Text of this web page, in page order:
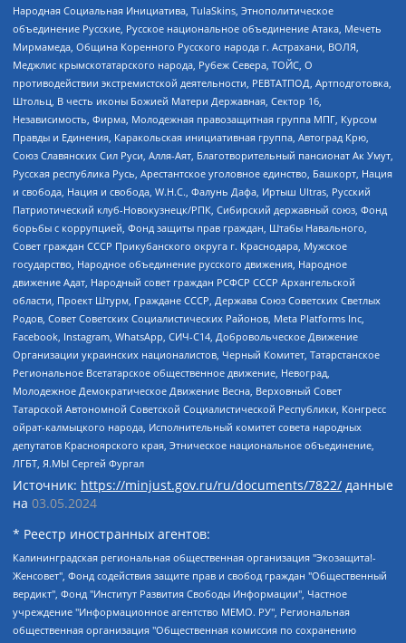
Народная Социальная Инициатива, TulaSkins, Этнополитическое
объединение Русские, Русское национальное объединение Атака, Мечеть
Мирмамеда, Община Коренного Русского народа г. Астрахани, ВОЛЯ,
Меджлис крымскотатарского народа, Рубеж Севера, ТОЙС, О
противодействии экстремистской деятельности, РЕВТАТПОД, Артподготовка,
Штольц, В честь иконы Божией Матери Державная, Сектор 16,
Независимость, Фирма, Молодежная правозащитная группа МПГ, Курсом
Правды и Единения, Каракольская инициативная группа, Автоград Крю,
Союз Славянских Сил Руси, Алля-Аят, Благотворительный пансионат Ак Умут,
Русская республика Русь, Арестантское уголовное единство, Башкорт, Нация
и свобода, Нация и свобода, W.H.С., Фалунь Дафа, Иртыш Ultras, Русский
Патриотический клуб-Новокузнецк/РПК, Сибирский державный союз, Фонд
борьбы с коррупцией, Фонд защиты прав граждан, Штабы Навального,
Совет граждан СССР Прикубанского округа г. Краснодара, Мужское
государство, Народное объединение русского движения, Народное
движение Адат, Народный совет граждан РСФСР СССР Архангельской
области, Проект Штурм, Граждане СССР, Держава Союз Советских Светлых
Родов, Совет Советских Социалистических Районов, Meta Platforms Inc,
Facebook, Instagram, WhatsApp, СИЧ-С14, Добровольческое Движение
Организации украинских националистов, Черный Комитет, Татарстанское
Региональное Всетатарское общественное движение, Невоград,
Молодежное Демократическое Движение Весна, Верховный Совет
Татарской Автономной Советской Социалистической Республики, Конгресс
ойрат-калмыцкого народа, Исполнительный комитет совета народных
депутатов Красноярского края, Этническое национальное объединение,
ЛГБТ, Я.МЫ Сергей Фургал
Источник: https://minjust.gov.ru/ru/documents/7822/ данные
на 03.05.2024
* Реестр иностранных агентов:
Калининградская региональная общественная организация "Экозащита!-Женсовет", Фонд содействия защите прав и свобод граждан "Общественный вердикт", Фонд "Институт Развития Свободы Информации", Частное учреждение "Информационное агентство МЕМО. РУ", Региональная общественная организация "Общественная комиссия по сохранению наследия академика Сахарова", Фонд поддержки свободы прессы, Санкт-Петербургская общественная правозащитная организация "Гражданский контроль", Межрегиональная общественная организация "Информационно-просветительский центр "Мемориал", Региональный Фонд "Центр Защиты Прав Средств Массовой Информации", с 05.12.2023 Фонд "Центр Защиты Прав Средств массовой информации", Региональная общественная благотворительная организация помощи беженцам и мигрантам "Гражданское содействие", Негосударственное образовательное учреждение дополнительного профессионального образования (повышение квалификации) специалистов "АКАДЕМИЯ ПО ПРАВАМ ЧЕЛОВЕКА", Свердловская региональная общественная организация "Сутяжник", Автономная некоммерческая организация "Центр независимых социологических исследований", Союз общественных объединений "Российский исследовательский центр по правам человека", Региональное общественное учреждение научно-информационный центр "МЕМОРИАЛ", Некоммерческая организация "Фонд защиты гласности", Автономная некоммерческая организация "Институт прав человека", Городская общественная организация "Екатеринбургское общество "МЕМОРИАЛ", Городская общественная организация "Рязанское историко-просветительское и правозащитное общество "Мемориал" (Рязанский Мемориал), Челябинский региональный орган общественной самодеятельности – женское общественное объединение "Женщины Евразии", Челябинский региональный орган общественной самодеятельности "Уральская правозащитная группа", Фонд содействия защите здоровья и социальной справедливости имени Андрея Рылькова, Автономная Некоммерческая Организация "Аналитический Центр Юрия Левады", Автономная некоммерческая организация социальной поддержки населения "Проект Апрель", Региональная общественная организация помощи женщинам и детям, находящимся в кризисной ситуации "Информационно-методический центр "Анна", Фонд содействия развитию массовых коммуникаций и правовому просвещению "Так-так-Так", Фонд содействия устойчивому развитию "Серебряная тайга", Свердловский региональный общественный фонд социальных проектов "Новое время", "Idel.Реалии", Кавказ.Реалии, Крым.Реалии, Телеканал Настоящее Время, Татаро-башкирская служба Радио Свобода (Azatliq Radiosi), Радио Свободная Европа/Радио Свобода (PCE/PC), "Сибирь.Реалии", "Фактограф", Благотворительный фонд помощи осужденным и их семьям, Автономная некоммерческая организация "Институт глобализации и социальных движений", Фонд "В защиту прав заключенных", Частное учреждение "Центр поддержки и содействия развитию средств массовой информации", Пензенский региональный общественный благотворительный фонд "Гражданский союз", "Север.Реалии", Некоммерческая организация Фонд "Правовая инициатива", Общество с ограниченной ответственностью "Радио Свободная Европа/Радио Свобода", Чешское информационное агентство "MEDIUM-ORIENT", Красноярская региональная общественная организация "Мы против СПИДа", Камалягин Денис Николаевич, Маркелов Сергей Евгеньевич, Пономарев Лев Александрович, Савицкая Людмила Алексеевна, Автономная некоммерческая организация "Центр по работе с проблемой насилия "НАСИЛИЮ.НЕТ", Межрегиональный профессиональный союз работников здравоохранения "Альянс врачей", Юридическое лицо, зарегистрированное в Латвийской Республике, SIA "Medusa Project" (регистрационный номер 40103797863, дата регистрации 10.06.2014), Некоммерческая организация "Фонд по борьбе с коррупцией", Автономная некоммерческая организация "Институт права и публичной политики", Баданин Роман Сергеевич, Гликин Максим Александрович, Железнова Мария Михайловна, Лукьянова Юлия Сергеевна, Маетная Елизавета Витальевна, Маняхин Петр Борисович, Чуракова Ольга Владимировна, Ярош Юлия Петровна, Юридическое лицо "The Insider SIA", зарегистрированное в Риге, Латвийская Республика (дата регистрации 26.06.2015), являющееся администратором доменного имени интернет-издания "The Insider SIA", https://theins.ru, Постернак Алексей Евгеньевич, Рубин Михаил Аркадьевич, Анин Роман Александрович, Юридическое лицо Istories fonds, зарегистрированное в Латвийской Республике (регистрационный номер 50008295751, дата регистрации 24.02.2020), Великовский Дмитрий Александрович, Долинина Ирина Николаевна, Мароховская Алеся Алексеевна, Шлейнов Роман Юрьевич, Шмагун Олеся Валентиновна, Общество с ограниченной ответственностью "Альтаир 2021", Общество с ограниченной ответственностью "Вега 2021", Общество с ограниченной ответственностью "Главный редактор 2021", Общество с ограниченной ответственностью "Ромашки монолит", Важенков Артем Валерьевич, Ивановская областная общественная организация "Центр гендерных исследований", Гурман Юрий Альбертович, Медиапроект "ОВД-Инфо", Егоров Владимир Владимирович, Жилинский Владимир Александрович, Общество с ограниченной ответственностью "ЗП", Иванова София Юрьевна, Карезина Инна Павловна, Кильтау Екатерина Викторовна, Петров Алексей Викторович, Пискунов Сергей Евгеньевич, Смирнов Сергей Сергеевич, Тихонов Михаил Сергеевич, Общество с ограниченной ответственностью "ЖУРНАЛИСТ-ИНОСТРАННЫЙ АГЕНТ", Арапова Галина Юрьевна, Вольтская Татьяна Анатольевна, Американская компания "Mason G.E.S. Anonymous Foundation" (США), являющаяся владельцем интернет-издания https://mnews.world/, Компания "Stichting Bellingcat", зарегистрированная в Нидерландах (дата регистрации 11.07.2018), Захаров Андрей Вячеславович, Клепиковская Екатерина Дмитриевна, Общество с ограниченной ответственностью "МЕМО", Перл Роман Александрович, Симонов Евгений Алексеевич, Соловьева Елена Анатольевна, Сотников Даниил Владимирович, Сурначева Елизавета Дмитриевна, Автономная некоммерческая организация по защите прав человека и информированию населения "Якутия – Наше Мнение", Общество с ограниченной ответственностью "Москоу диджитал медиа", с 26.01.2023 Общество с ограниченной ответственностью "Чайка Белые сады", Ветошкина Валерия Валерьевна, Заговора Максим Александрович, Межрегиональное общественное движение "Российская ЛГБТ - сеть", Оленичев Максим Владимирович, Павлов Иван Юрьевич, Скворцова Елена Сергеевна, Общество с ограниченной ответственностью "Как бы инагент", Кочетков Игорь Викторович, Общество с ограниченной ответственностью "Честные выборы", Еланчик Олег Александрович, Общество с ограниченной ответственностью "Нобелевский призыв", Гималова Регина Эмилевна, Григорьев Андрей Валерьевич, Григорьева Алина Александровна, Ассоциация по содействию защите прав призывников, альтернативнослужащих и военнослужащих "Правозащитная группа "Гражданин.Армия.Право", Хисамова Регина Фаритовна, Автономная некоммерческая организация по реализации социально-правовых программ "Лилит", Дальневосточное общественное движение "Маяк", Санкт-Петербургская ЛГБТ-инициативная группа "Выход", Инициативная группа ЛГБТ+ "Реверс", Алексеев Андрей Викторович, Бекбулатова Таисия Львовна, Беляев Иван Михайлович, Владыкина Елена Сергеевна, Гельман Марат Александрович, Никульшина Вероника Юрьевна, Толоконникова Надежда Андреевна, Шендерович Виктор Анатольевич, Общество с ограниченной ответственностью "Данное сообщение", Общество с ограниченной ответственностью Издательский дом "Новая глава", Айнбиндер Александра Александровна, Московский комьюнити-центр для ЛГБТ+инициатив, Благотворительный фонд развития филантропии, Deutsche Welle (Германия, Kurt-Schumacher-Strasse 3, 53113 Bonn), Борзунова Мария Михайловна, Воробьев Виктор Викторович, Голубева Анна Львовна, Константинова Алла Михайловна, Малкова Ирина Владимировна, Мурадов Мурад Абдулгалимович, Осетинская Елизавета Николаевна, Понасенков Евгений Николаевич, Ганапольский Матвей Юрьевич, Киселев Евгений Алексеевич, Борухович Ирина Григорьевна, Дремин Иван Тимофеевич, Дубровский Дмитрий Викторович, Красноярская региональная общественная организация поддержки и развития альтернативных образовательных технологий и межкультурных коммуникаций "ИНТЕРРА", Маяковская Екатерина Алексеевна, Фейгин Марк Захарович, Филимонов Андрей Викторович, Дзугкоева Регина Николаевна, Доброхотов Роман Александрович, Дудь Юрий Александрович, Елкин Сергей Владимирович, Кругликов Кирилл Игоревич, Сабунаева Мария Леонидовна, Семенов Алексей Владимирович, Шаинян Карен Багратович, Шульман Екатерина Михайловна, Асафьев Артур Валерьевич, Вахштайн Виктор Семенович, Венедиктов Алексей Алексеевич, Лушникова Екатерина Евгеньевна, Волков Леонид Михайлович, Невзоров Александр Глебович, Пархоменко Сергей Борисович, Сироткин Ярослав Николаевич, Кара-Мурза Владимир Владимирович, Баранова Наталья Владимировна, Гозман Леонид Яковлевич, Кагарлицкий Борис Юльевич, Климарев Михаил Валерьевич, Милов Владимир Станиславович, Автономная некоммерческая организация Краснодарский центр современного искусства "Типография", Моргенштерн Алишер Тагирович, Соболь Любовь Эдуардовна, Общество с ограниченной ответственностью "ЛИЗА НОРМ", Каспаров Гарри Кимович, Ходорковский Михаил Борисович, Общество с ограниченной ответственностью "Апрельские тезисы", Данилович Ирина Брониславовна, Кашин Олег Владимирович, Петров Николай Владимирович, Пивоваров Алексей Владимирович, Соколов Михаил Владимирович, Цветкова Юлия Владимировна, Чичваркин Евгений Александрович, Комитет против пыток/Команда против пыток, Общество с ограниченной ответственностью "Первый научный", Общество с ограниченной ответственностью "Вертолет и ко", Белоцерковская Вероника Борисовна, Кац Максим Евгеньевич, Лазарева Татьяна Юрьевна, Шаведдинов Руслан Табризович, Яшин Илья Валерьевич, Общество с ограниченной ответственностью "Иноагент ААВ", Алешковский Дмитрий Петрович, Альбац Евгения Марковна, Быков Дмитрий Львович, Галямина Юлия Евгеньевна, Лойко Сергей Леонидович, Мартынов Кирилл Константинович, Медведев Сергей Александрович, Крашенинников Федор Геннадиевич, Гордеева Катерина Вл